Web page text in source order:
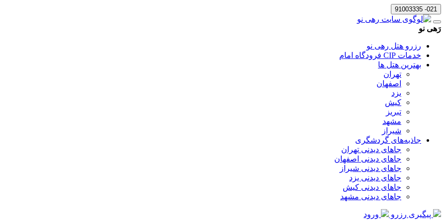
021- 91003335
رَهی نو
رزرو هتل رهی نو
خدمات CIP فرودگاه امام
بهترین هتل ها
تهران
اصفهان
یزد
کیش
تبریز
مشهد
شیراز
جاذبه‌های گردشگری
جاهای دیدنی تهران
جاهای دیدنی اصفهان
جاهای دیدنی شیراز
جاهای دیدنی یزد
جاهای دیدنی کیش
جاهای دیدنی مشهد
پیگیری رزرو ورود